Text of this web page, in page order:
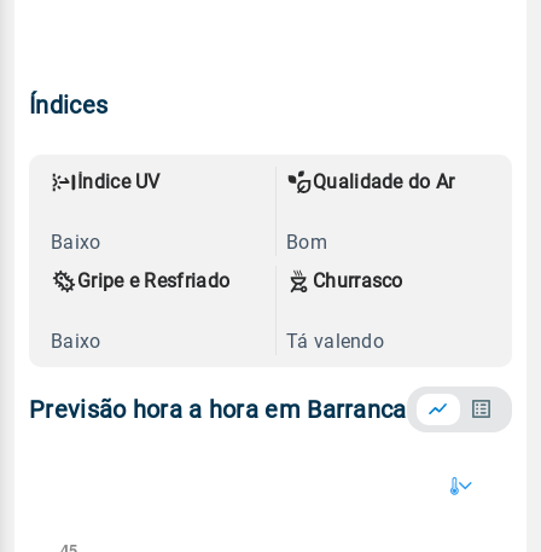
Índices
Índice UV
Baixo
Qualidade do Ar
Bom
Gripe e Resfriado
Baixo
Churrasco
Tá valendo
Previsão hora a hora em Barranca